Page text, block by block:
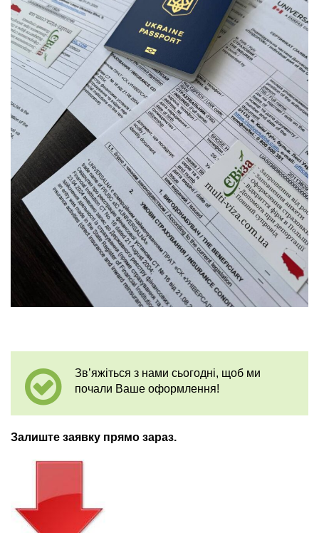
Зв’яжіться з нами сьогодні, щоб ми
почали Ваше оформлення!
Залиште заявку прямо зараз.